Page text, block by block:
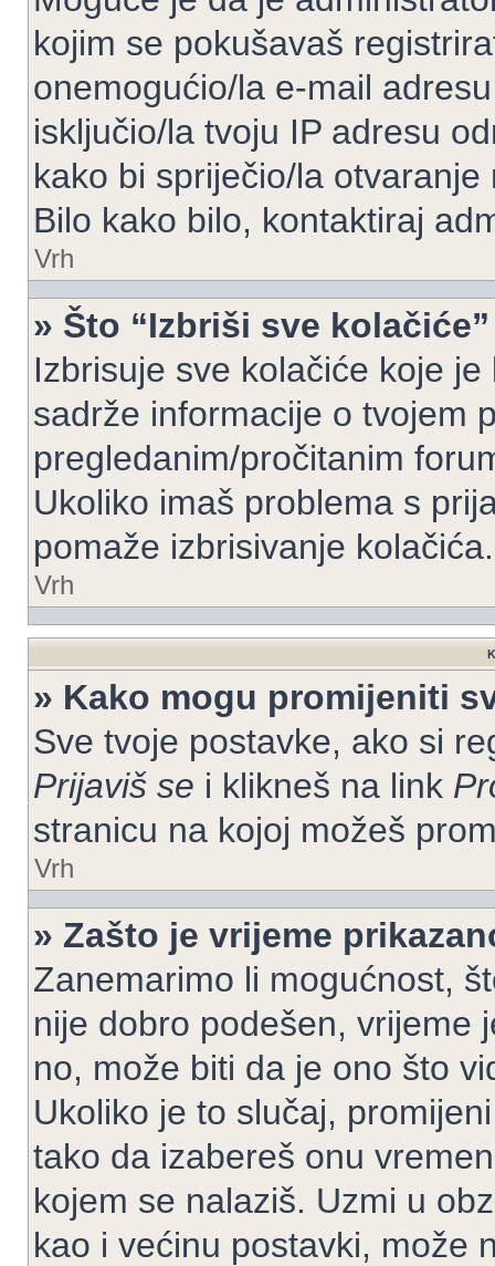
kojim se pokušavaš
onemogućio/la e-mail
isključio/la tvoju IP adresu
kako bi spriječio/la
Bilo kako bilo, kontaktiraj
Vrh
» Što “Izbriši sve
Izbrisuje sve kolačiće koje
sadrže informacije o tvojem
pregledanim/pročitanim
Ukoliko imaš problema s
pomaže izbrisivanje kolačića.
Vrh
» Kako mogu promijeniti
Sve tvoje postavke, ako si
Prijaviš se i klikneš na link
stranicu na kojoj možeš
Vrh
» Zašto je vrijeme
Zanemarimo li mogućnost,
nije dobro podešen, vrijeme
no, može biti da je ono što
Ukoliko je to slučaj,
tako da izabereš onu
kojem se nalaziš. Uzmi u
kao i većinu postavki, može